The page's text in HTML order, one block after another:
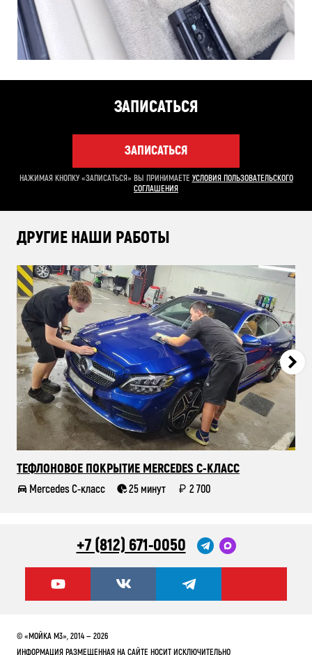
ЗАПИСАТЬСЯ
ЗАПИСАТЬСЯ
НАЖИМАЯ КНОПКУ «ЗАПИСАТЬСЯ» ВЫ ПРИНИМАЕТЕ УСЛОВИЯ ПОЛЬЗОВАТЕЛЬСКОГО
СОГЛАШЕНИЯ
ДРУГИЕ НАШИ РАБОТЫ
ТЕФЛОНОВОЕ ПОКРЫТИЕ MERCEDES C-КЛАСС
Mercedes C-класс 25 минут 2 700
+7 (812) 671-0050
© «МОЙКА М3», 2014 — 2026
ИНФОРМАЦИЯ РАЗМЕЩЕННАЯ НА САЙТЕ НОСИТ ИСКЛЮЧИТЕЛЬНО